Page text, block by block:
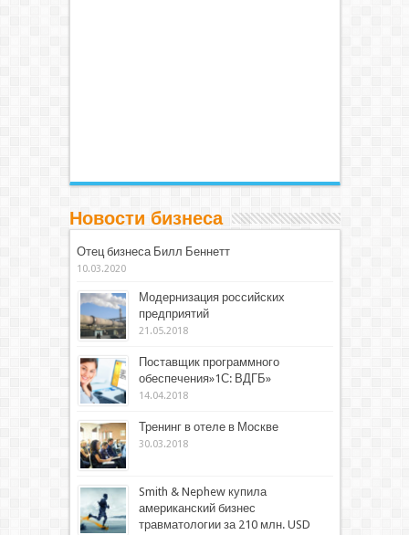
Новости бизнеса
Отец бизнеса Билл Беннетт
10.03.2020
Модернизация российских
предприятий
21.05.2018
Поставщик программного
обеспечения»1С: ВДГБ»
14.04.2018
Тренинг в отеле в Москве
30.03.2018
Smith & Nephew купила
американский бизнес
травматологии за 210 млн. USD